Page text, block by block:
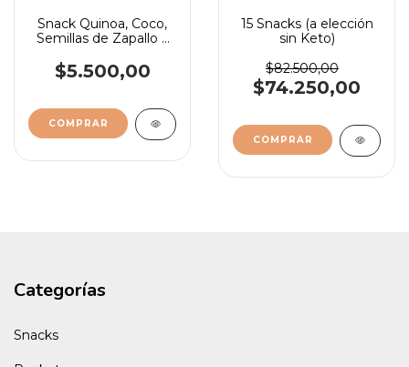
Snack Quinoa, Coco,
Semillas de Zapallo y
$5.500,00
15 Snacks (a elección
sin Keto)
$82.500,00
$74.250,00
Categorías
Snacks